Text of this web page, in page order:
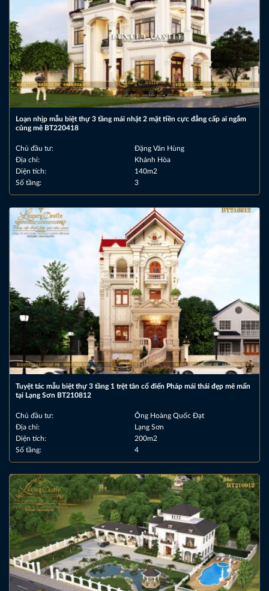
Loạn nhịp mẫu biệt thự 3 tầng mái nhật 2 mặt tiền cực đẳng cấp ai ngắm
cũng mê BT220418
Chủ đầu tư:
Đặng Văn Hùng
Địa chỉ:
Khánh Hòa
Diện tích:
140m2
Số tầng:
3
Tuyệt tác mẫu biệt thự 3 tầng 1 trệt tân cổ điển Pháp mái thái đẹp mê mẩn
tại Lạng Sơn BT210812
Chủ đầu tư:
Ông Hoàng Quốc Đạt
Địa chỉ:
Lạng Sơn
Diện tích:
200m2
Số tầng:
4